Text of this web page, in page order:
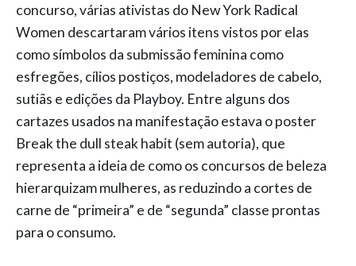
concurso, várias ativistas do New York Radical
Women descartaram vários itens vistos por elas
como símbolos da submissão feminina como
esfregões, cílios postiços, modeladores de cabelo,
sutiãs e edições da Playboy. Entre alguns dos
cartazes usados na manifestação estava o poster
Break the dull steak habit (sem autoria), que
representa a ideia de como os concursos de beleza
hierarquizam mulheres, as reduzindo a cortes de
carne de “primeira” e de “segunda” classe prontas
para o consumo.